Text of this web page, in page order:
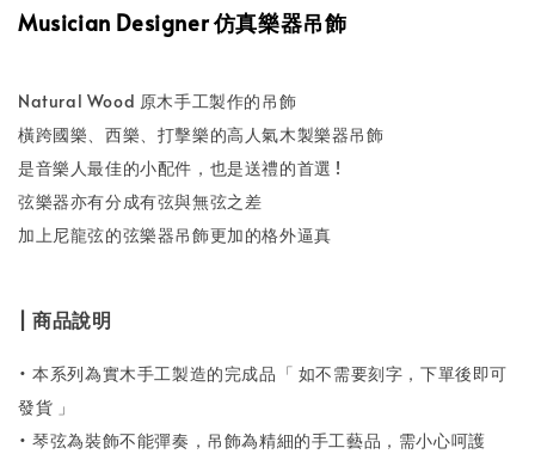
Musician Designer 仿真樂器吊飾
Natural Wood 原木手工製作的吊飾
橫跨國樂、西樂、打擊樂的高人氣木製樂器吊飾
是音樂人最佳的小配件，也是送禮的首選 !
弦樂器亦有分成有弦與無弦之差
加上尼龍弦的弦樂器吊飾更加的格外逼真
| 商品說明
• 本系列為實木手工製造的完成品「 如不需要刻字，下單後即可
發貨 」
• 琴弦為裝飾不能彈奏，吊飾為精細的手工藝品，需小心呵護